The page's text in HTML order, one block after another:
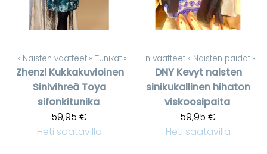
‪» Naisten vaatteet ‪» Tunikat ‪»
Zhenzi Kukkakuvioinen
Sinivihreä Toya
sifonkitunika
59,95 €
Heti saatavilla
Tuotteet‪» Naisten vaatteet ‪» Naisten paidat ‪»
DNY Kevyt naisten
sinikukallinen hihaton
viskoosipaita
59,95 €
Heti saatavilla